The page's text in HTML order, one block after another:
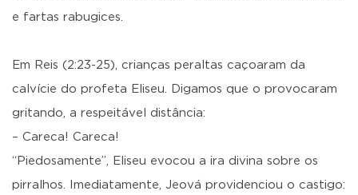
e fartas rabugices.
Em Reis (2:23-25), crianças peraltas caçoaram da
calvície do profeta Eliseu. Digamos que o provocaram
gritando, a respeitável distância:
– Careca! Careca!
“Piedosamente”, Eliseu evocou a ira divina sobre os
pirralhos. Imediatamente, Jeová providenciou o castigo: